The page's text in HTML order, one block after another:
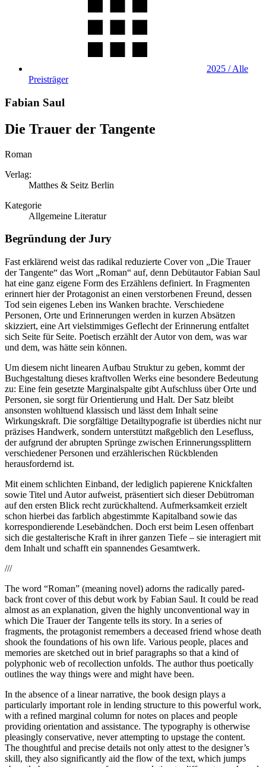
2025 / Alle
Preisträger
Fabian Saul
Die Trauer der Tangente
Roman
Verlag:
Matthes & Seitz Berlin
Kategorie
Allgemeine Literatur
Begründung der Jury
Fast erklärend weist das radikal reduzierte Cover von „Die Trauer
der Tangente“ das Wort „Roman“ auf, denn Debütautor Fabian Saul
hat eine ganz eigene Form des Erzählens definiert. In Fragmenten
erinnert hier der Protagonist an einen verstorbenen Freund, dessen
Tod sein eigenes Leben ins Wanken brachte. Verschiedene
Personen, Orte und Erinnerungen werden in kurzen Absätzen
skizziert, eine Art vielstimmiges Geflecht der Erinnerung entfaltet
sich Seite für Seite. Poetisch erzählt der Autor von dem, was war
und dem, was hätte sein können.
Um diesem nicht linearen Aufbau Struktur zu geben, kommt der
Buchgestaltung dieses kraftvollen Werks eine besondere Bedeutung
zu: Eine fein gesetzte Marginalspalte gibt Aufschluss über Orte und
Personen, sie sorgt für Orientierung und Halt. Der Satz bleibt
ansonsten wohltuend klassisch und lässt dem Inhalt seine
Wirkungskraft. Die sorgfältige Detailtypografie ist überdies nicht nur
präzises Handwerk, sondern unterstützt maßgeblich den Lesefluss,
der aufgrund der abrupten Sprünge zwischen Erinnerungssplittern
verschiedener Personen und erzählerischen Rückblenden
herausfordernd ist.
Mit einem schlichten Einband, der lediglich papierene Knickfalten
sowie Titel und Autor aufweist, präsentiert sich dieser Debütroman
auf den ersten Blick recht zurückhaltend. Aufmerksamkeit erzielt
schon hierbei das farblich abgestimmte Kapitalband sowie das
korrespondierende Lesebändchen. Doch erst beim Lesen offenbart
sich die gestalterische Kraft in ihrer ganzen Tiefe – sie interagiert mit
dem Inhalt und schafft ein spannendes Gesamtwerk.
///
The word “Roman” (meaning novel) adorns the radically pared-
back front cover of this debut work by Fabian Saul. It could be read
almost as an explanation, given the highly unconventional way in
which Die Trauer der Tangente tells its story. In a series of
fragments, the protagonist remembers a deceased friend whose death
shook the foundations of his own life. Various people, places and
memories are sketched out in brief paragraphs so that a kind of
polyphonic web of recollection unfolds. The author thus poetically
outlines the way things were and might have been.
In the absence of a linear narrative, the book design plays a
particularly important role in lending structure to this powerful work,
with a refined marginal column for notes on places and people
providing orientation and assistance. The typography is otherwise
pleasingly conservative, never attempting to upstage the content.
The thoughtful and precise details not only attest to the designer’s
skill, they also significantly aid the flow of the text, which jumps